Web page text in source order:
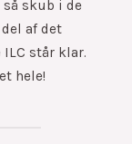
skub i de
af det
står klar.
hele!